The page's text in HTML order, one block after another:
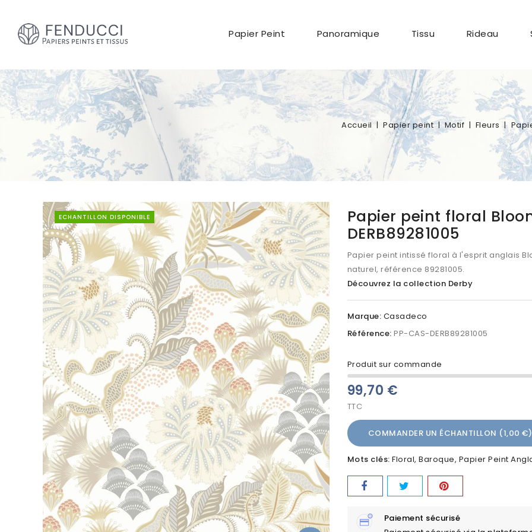
Papier Peint Panoramique Tissu Rideau
Accueil Papier peint Motif Fleurs
ECHANTILLON DISPONIBLE
Papier peint floral
DERB89281005
Papier peint intissé floral à l'esprit anglais
naturel, référence 89281005.
Découvrez la collection Derby
Marque: Casadeco
Référence: PP-CAS-DERB89281005
Produit sur commande
99,70 €
TTC
COMMANDER UN ÉCHANTILLON (1,00 €)
Mots clés: Floral Baroque Papier Peint
Paiement sécurisé